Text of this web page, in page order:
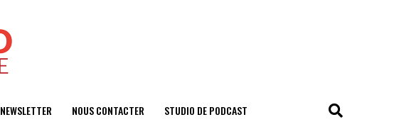
NEWSLETTER NOUS CONTACTER STUDIO DE PODCAST